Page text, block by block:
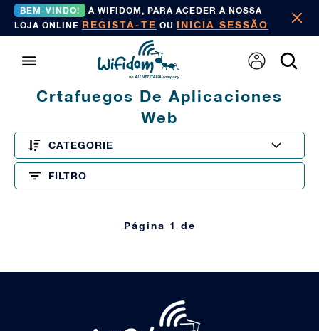
BEM-VINDO!
À WIFIDOM, PARA ACEDER À NOSSA
LOJA ONLINE REGISTA-TE OU INICIA SESSÃO
Crtafuegos De Aplicaciones
Web
CATEGORIE
FILTRO
Página 1 de